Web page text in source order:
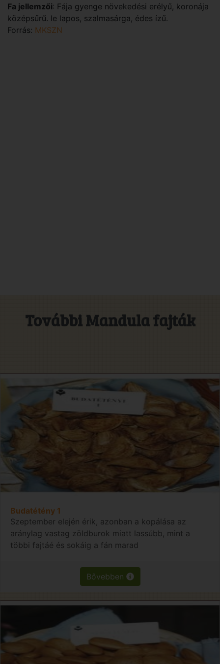
Fa jellemzői: Fája gyenge növekedési erélyű, koronája
középsűrű. le lapos, szalmasárga, édes ízű.
Forrás: MKSZN
További Mandula fajták
Budatétény 1
Szeptember elején érik, azonban a kopálása az
aránylag vastag zöldburok miatt lassúbb, mint a
többi fajtáé és sokáig a fán marad
Bővebben